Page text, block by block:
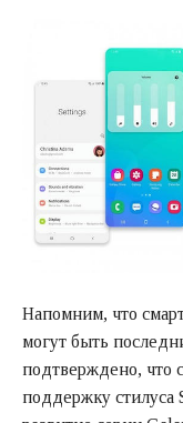
Напомним, что
могут быть
подтверждено, что
поддержку стилуса